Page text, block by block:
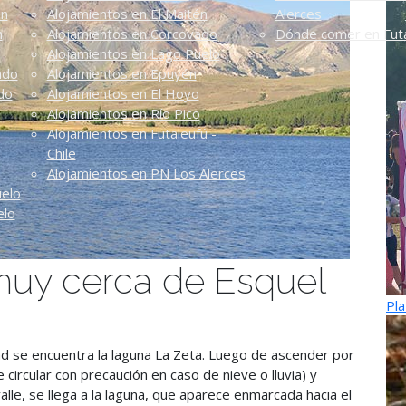
Alojamientos en El Maitén
Alojamientos en Corcovado
Alojamientos en Lago Puelo
Alojamientos en Epuyén
Alojamientos en El Hoyo
Alojamientos en Río Pico
Alojamientos en Futaleufú -
Chile
Alojamientos en PN Los Alerces
Alerces
Dónde comer en
cerca de Esquel
se encuentra la laguna La Zeta. Luego de ascender por
con precaución en caso de nieve o lluvia) y
se llega a la laguna, que aparece enmarcada hacia el